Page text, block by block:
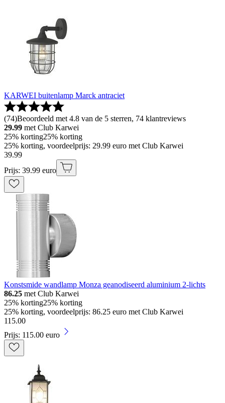
KARWEI buitenlamp Marck antraciet
(74)Beoordeeld met 4.8 van de 5 sterren, 74 klantreviews
29.99 met Club Karwei
25% korting25% korting
25% korting, voordeelprijs: 29.99 euro met Club Karwei
39.99
Prijs: 39.99 euro
Konstsmide wandlamp Monza geanodiseerd aluminium 2-lichts
86.25 met Club Karwei
25% korting25% korting
25% korting, voordeelprijs: 86.25 euro met Club Karwei
115.00
Prijs: 115.00 euro